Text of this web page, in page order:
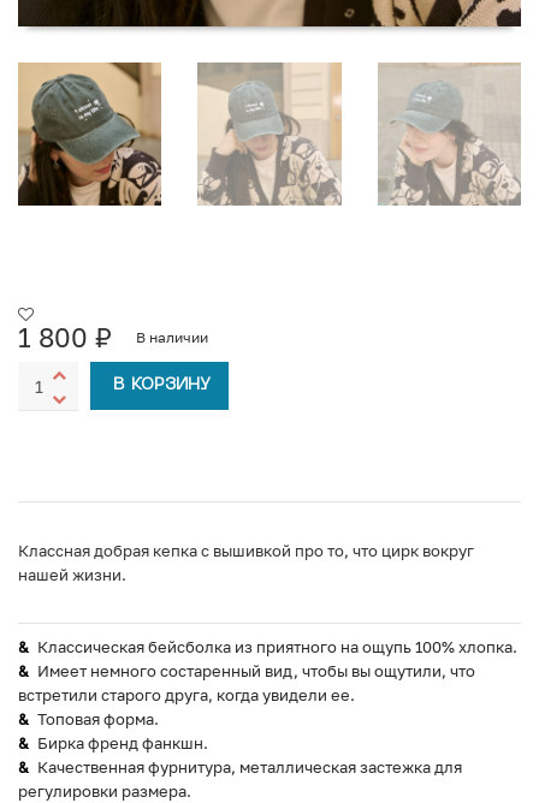
1 800 ₽ В наличии
В КОРЗИНУ
Классная добрая кепка с вышивкой про то, что цирк вокруг
нашей жизни.
Классическая бейсболка из приятного на ощупь 100% хлопка.
Имеет немного состаренный вид, чтобы вы ощутили, что
встретили старого друга, когда увидели ее.
Топовая форма.
Бирка френд фанкшн.
Качественная фурнитура, металлическая застежка для
регулировки размера.